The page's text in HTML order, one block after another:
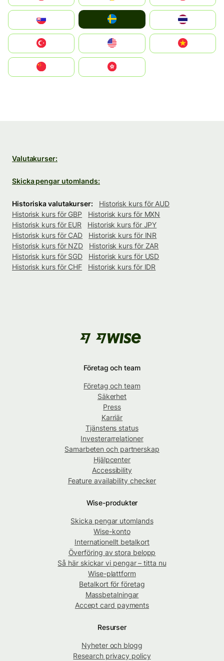
United States
中國香港特別行政區
Valutakurser:
Skicka pengar utomlands:
Historiska valutakurser:
Historisk kurs för AUD
Historisk kurs för GBP
Historisk kurs för MXN
Historisk kurs för EUR
Historisk kurs för JPY
Historisk kurs för CAD
Historisk kurs för INR
Historisk kurs för NZD
Historisk kurs för ZAR
Historisk kurs för SGD
Historisk kurs för USD
Historisk kurs för CHF
Historisk kurs för IDR
Företag och team
Företag och team
Säkerhet
Press
Karriär
Tjänstens status
Investerarrelationer
Samarbeten och partnerskap
Hjälpcenter
Accessibility
Feature availability checker
Wise-produkter
Skicka pengar utomlands
Wise-konto
Internationellt betalkort
Överföring av stora belopp
Så här skickar vi pengar – titta nu
Wise-plattform
Betalkort för företag
Massbetalningar
Accept card payments
Resurser
Nyheter och blogg
Research privacy policy